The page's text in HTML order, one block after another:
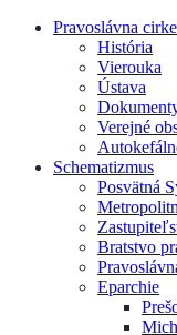
Pravoslávna
História
Vierouka
Ústava
Verejné
Schematizmus
Posvätná
Bratstvo
Eparchie